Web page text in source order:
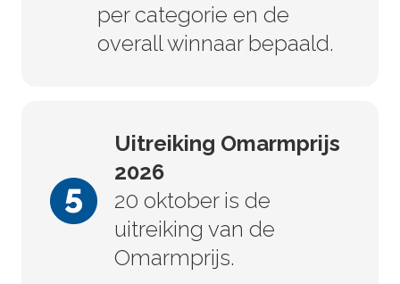
per categorie en de
overall winnaar bepaald.
Uitreiking Omarmprijs
2026
20 oktober is de
uitreiking van de
Omarmprijs.